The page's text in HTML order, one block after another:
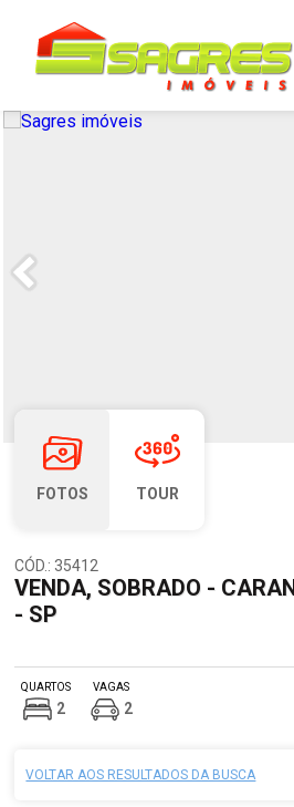
FOTOS TOUR
CÓD.: 35412
VENDA, SOBRADO -
- SP
QUARTOS
2
VAGAS
2
VOLTAR AOS RESULTADOS DA BUSCA